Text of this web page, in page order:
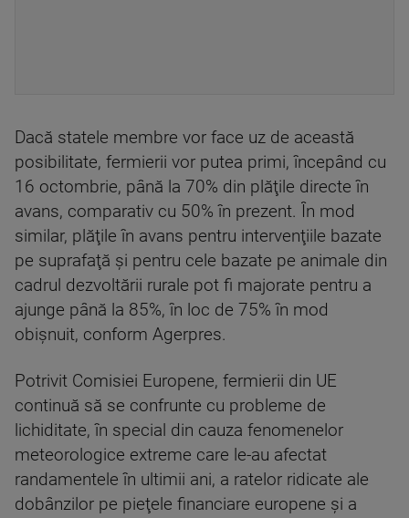
Dacă statele membre vor face uz de această
posibilitate, fermierii vor putea primi, începând cu
16 octombrie, până la 70% din plăţile directe în
avans, comparativ cu 50% în prezent. În mod
similar, plăţile în avans pentru intervenţiile bazate
pe suprafaţă şi pentru cele bazate pe animale din
cadrul dezvoltării rurale pot fi majorate pentru a
ajunge până la 85%, în loc de 75% în mod
obişnuit, conform Agerpres.
Potrivit Comisiei Europene, fermierii din UE
continuă să se confrunte cu probleme de
lichiditate, în special din cauza fenomenelor
meteorologice extreme care le-au afectat
randamentele în ultimii ani, a ratelor ridicate ale
dobânzilor pe pieţele financiare europene şi a